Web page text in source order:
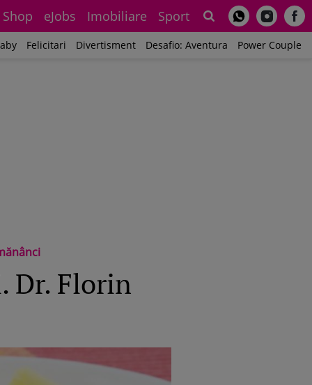
Shop eJobs Imobiliare Sport
Felicitari Divertisment Desafio: Aventura Power Couple
Dr. Florin